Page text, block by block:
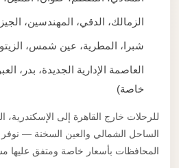
الزمالك، الدقي، المهندسين، الجيزة، 6 أكتوبر، الشيخ
شبرا، المطرية، عين شمس،
العاصمة الإدارية الجديدة، بدر،
خاصة)
للرحلات خارج القاهرة إلى الإسكندرية،
الساحل الشمالي والعين السخنة — نوفر
المحافظات بأسعار خاصة ومتفق عليها